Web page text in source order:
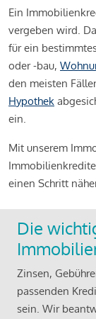
Ein
vergeben wird.
für ein
oder -bau,
den meisten
Hypothek
ein.
Mit unserem
einen Schritt
Die
Zinsen,
passenden
sein. Wir